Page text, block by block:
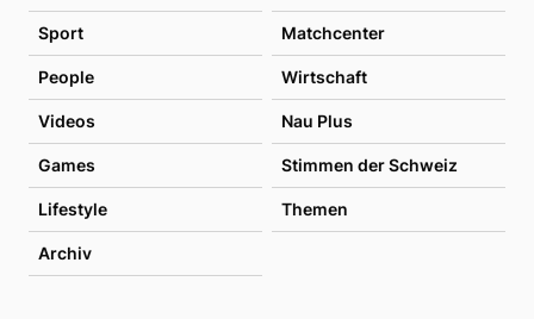
Sport Matchcenter
People Wirtschaft
Videos Nau Plus
Games Stimmen der Schweiz
Lifestyle Themen
Archiv